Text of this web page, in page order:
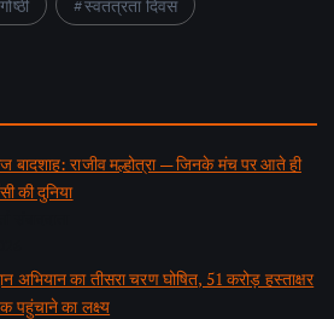
स्वतंत्रता दिवस
बादशाह: राजीव मल्होत्रा — जिनके मंच पर आते ही
की दुनिया
अभियान का तीसरा चरण घोषित, 51 करोड़ हस्ताक्षर
पहुंचाने का लक्ष्य